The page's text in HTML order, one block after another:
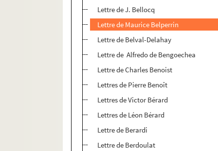
Lettre de J. Bellocq
Lettre de Maurice Belperrin
Lettre de Belval-Delahay
Lettre de Alfredo de Bengoechea
Lettre de Charles Benoist
Lettres de Pierre Benoît
Lettres de Victor Bérard
Lettres de Léon Bérard
Lettre de Berardi
Lettre de Berdoulat